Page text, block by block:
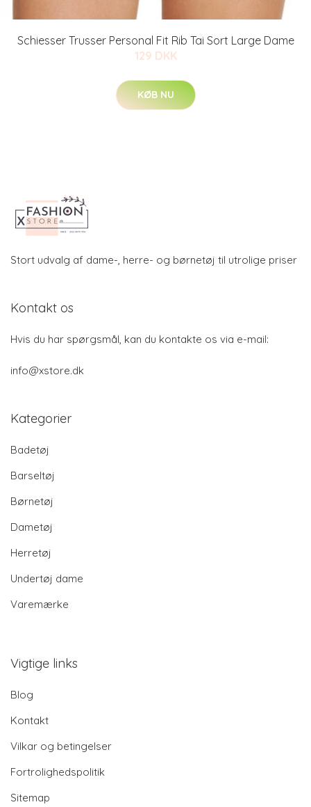
Schiesser Trusser Personal Fit Rib Tai Sort Large Dame
129 DKK
KØB NU
Stort udvalg af dame-, herre- og børnetøj til utrolige priser
Kontakt os
Hvis du har spørgsmål, kan du kontakte os via e-mail:
info@xstore.dk
Kategorier
Badetøj
Barseltøj
Børnetøj
Dametøj
Herretøj
Undertøj dame
Varemærke
Vigtige links
Blog
Kontakt
Vilkar og betingelser
Fortrolighedspolitik
Sitemap